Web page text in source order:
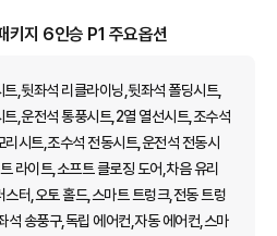
지 6인승 P1 주요옵션
,뒷좌석 리클라이닝,뒷좌석 폴딩시트,
,운전석 통풍시트,2열 열선시트,조수석
시트,조수석 전동시트,운전석 전동시
라이트,소프트 클로징 도어,차음 유리
터,오토 홀드,스마트 트렁크,전동 트렁
석 송풍구,독립 에어컨,자동 에어컨,스마